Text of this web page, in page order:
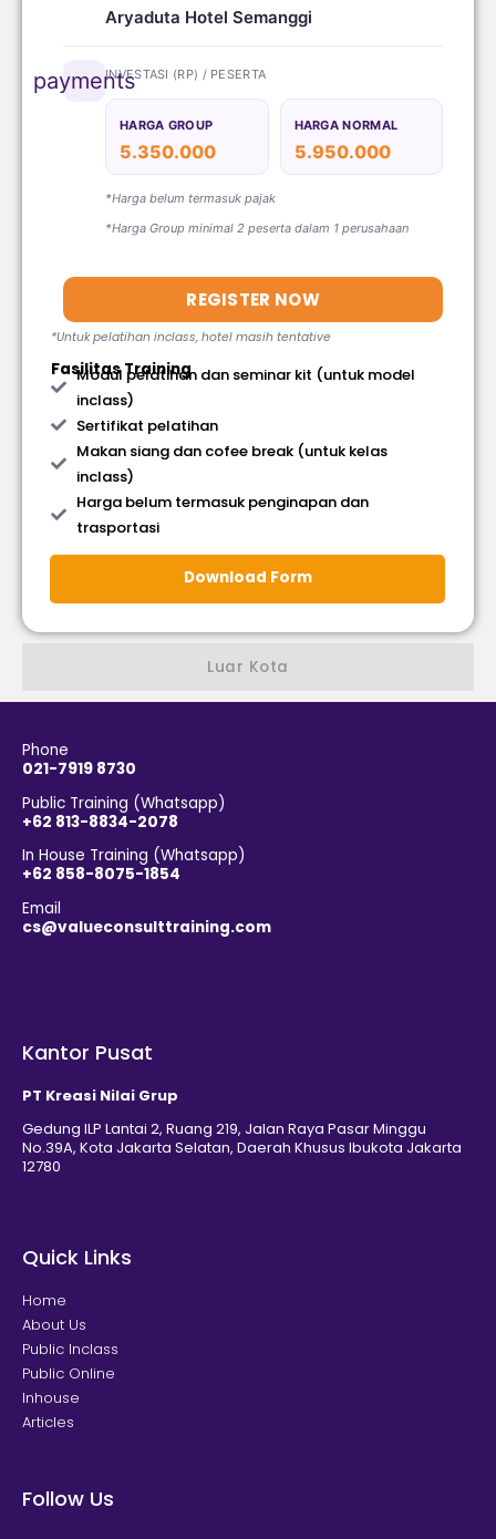
Luar Kota
Aryaduta Hotel Semanggi
paymentsINVESTASI (RP) / PESERTA
HARGA GROUP
5.350.000
HARGA NORMAL
5.950.000
*Harga belum termasuk pajak
*Harga Group minimal 2 peserta dalam 1 perusahaan
REGISTER NOW
*Untuk pelatihan inclass, hotel masih tentative
Fasilitas Training
Modul pelatihan dan seminar kit (untuk model
inclass)
Sertifikat pelatihan
Makan siang dan cofee break (untuk kelas
inclass)
Harga belum termasuk penginapan dan
trasportasi
Download Form
Phone
021-7919 8730
Public Training (Whatsapp)
+62 813-8834-2078
In House Training (Whatsapp)
+62 858-8075-1854
Email
cs@valueconsulttraining.com
Kantor Pusat
PT Kreasi Nilai Grup
Gedung ILP Lantai 2, Ruang 219, Jalan Raya Pasar Minggu
No.39A, Kota Jakarta Selatan, Daerah Khusus Ibukota Jakarta
12780
Quick Links
Home
About Us
Public Inclass
Public Online
Inhouse
Articles
Follow Us